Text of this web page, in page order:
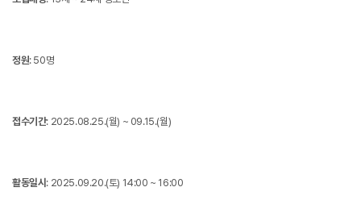
정원: 50명
접수기간: 2025.08.25.(월) ~ 09.15.(월)
활동일시 : 2025.09.20.(토) 14:00 ~ 16:00